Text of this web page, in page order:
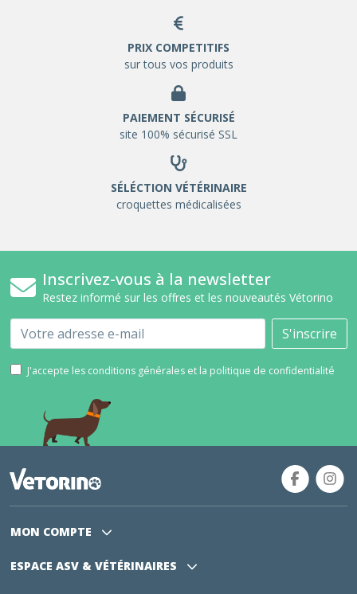
PRIX COMPETITIFS
sur tous vos produits
PAIEMENT SÉCURISÉ
site 100% sécurisé SSL
SÉLÉCTION VÉTÉRINAIRE
croquettes médicalisées
Inscrivez-vous à la newsletter
Restez informé sur les offres et les nouveautés Vétorino
Email S'inscrire
J'accepte les conditions générales et la politique de confidentialité
MON COMPTE
ESPACE ASV & VÉTÉRINAIRES